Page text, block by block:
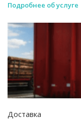
Подробнее об услуге
Доставка